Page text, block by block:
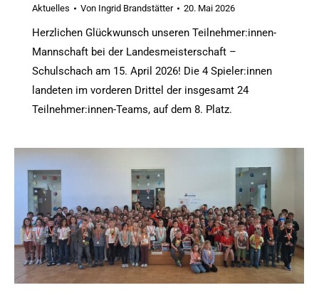
Aktuelles Von Ingrid Brandstätter 20. Mai 2026
Herzlichen Glückwunsch unseren Teilnehmer:innen-
Mannschaft bei der Landesmeisterschaft –
Schulschach am 15. April 2026! Die 4 Spieler:innen
landeten im vorderen Drittel der insgesamt 24
Teilnehmer:innen-Teams, auf dem 8. Platz.